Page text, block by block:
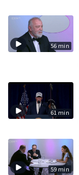
56 min
61 min
59 min